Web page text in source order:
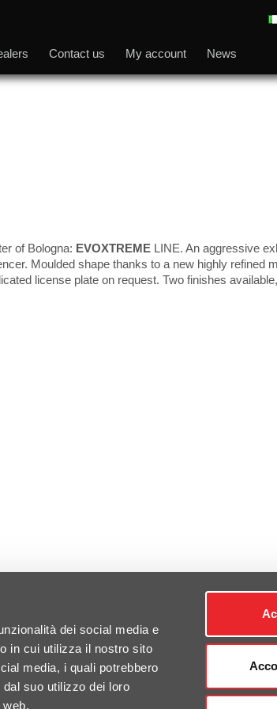
dei social media e
in cui utilizza il nostro sito
media, i quali potrebbero
suo utilizzo dei loro
Contact us My account News
of Bologna: EVOXTREME LINE. An aggressive
Moulded shape thanks to a new highly refined
license plate on request. Two finishes